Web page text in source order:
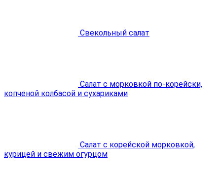
Свекольный салат
Салат с морковкой по-корейски,
копченой колбасой и сухариками
Cалат с корейской морковкой,
курицей и свежим огурцом